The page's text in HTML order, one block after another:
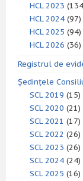
HCL 2023
HCL 2024 (97)
HCL 2025 (94)
HCL 2026 (36)
Registrul de
Ședințele
SCL 2019 (15)
SCL 2020 (21)
SCL 2021 (17)
SCL 2022 (26)
SCL 2023 (26)
SCL 2024 (24)
SCL 2025 (16)